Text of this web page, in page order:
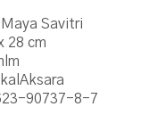
Maya Savitri
28 cm
90737-8-7